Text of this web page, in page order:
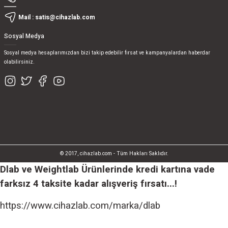
Mail : satis@cihazlab.com
Sosyal Medya
Sosyal medya hesaplarımızdan bizi takip edebilir fırsat ve kampanyalardan haberdar
olabilirsiniz.
© 2017, cihazlab.com - Tüm Hakları Saklıdır.
Dlab ve Weightlab Ürünlerinde kredi kartına vade
farksız 4 taksite kadar alışveriş fırsatı...!
https://www.cihazlab.com/marka/dlab